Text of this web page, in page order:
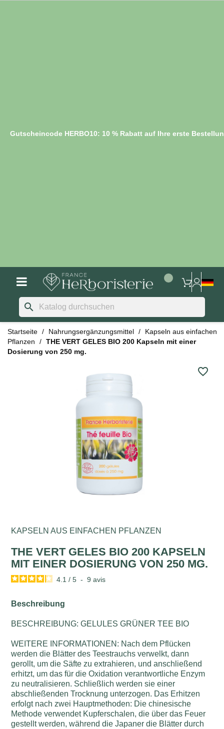
Gutscheincode HERBO10: 10 % Rabatt auf Ihre erste
search
Startseite Nahrungsergänzungsmittel
Kapseln aus einfachen
Pflanzen
THE VERT GELES BIO 200 Kapseln mit einer
Dosierung von 250 mg.
favorite_border
KAPSELN AUS EINFACHEN PFLANZEN
THE VERT GELES BIO 200 KAPSELN
MIT EINER DOSIERUNG VON 250 MG.
4.1 / 5 - 9avis
Beschreibung
BESCHREIBUNG: GELULES GRÜNER TEE BIO
WEITERE INFORMATIONEN: Nach dem Pflücken
werden die Blätter des Teestrauchs verwelkt, dann
gerollt, um die Säfte zu extrahieren, und anschließend
erhitzt, um das für die Oxidation verantwortliche Enzym
zu neutralisieren. Schließlich werden sie einer
abschließenden Trocknung unterzogen. Das Erhitzen
erfolgt nach zwei Hauptmethoden: Die chinesische
Methode verwendet Kupferschalen, die über das Feuer
gestellt werden, während die Japaner die Blätter durch